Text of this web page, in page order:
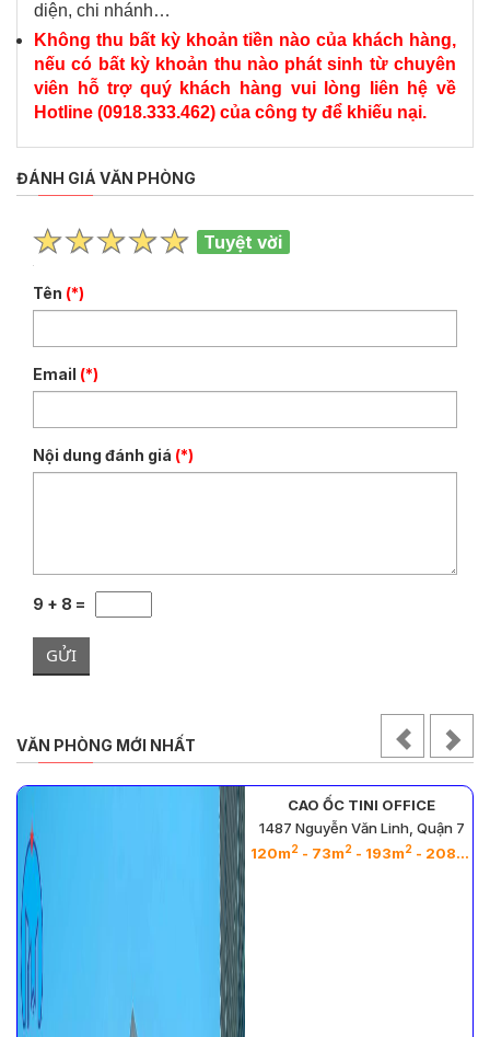
diện, chi nhánh…
Không thu bất kỳ khoản tiền nào của khách hàng,
nếu có bất kỳ khoản thu nào phát sinh từ chuyên
viên hỗ trợ quý khách hàng vui lòng liên hệ về
Hotline (0918.333.462) của công ty để khiếu nại.
ĐÁNH GIÁ VĂN PHÒNG
Tuyệt vời
Tên (*)
Email (*)
Nội dung đánh giá (*)
9 + 8 =
GỬI
VĂN PHÒNG MỚI NHẤT
CAO ỐC TINI OFFICE
1487 Nguyễn Văn Linh, Quận 7
120m2 - 73m2 - 193m2 - 208m